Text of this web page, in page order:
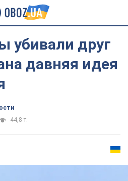
убивали друг
давняя идея
44,8 т.